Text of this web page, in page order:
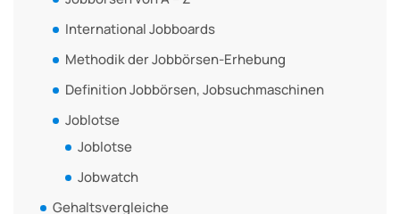
International Jobboards
Methodik der Jobbörsen-Erhebung
Definition Jobbörsen, Jobsuchmaschinen
Joblotse
Joblotse
Jobwatch
Gehaltsvergleiche